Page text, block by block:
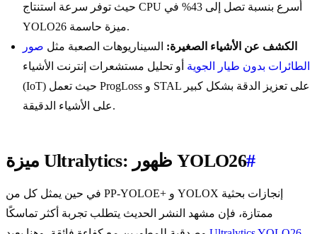
حيث توفر سرعة استنتاج CPU أسرع بنسبة تصل إلى 43% في
YOLO26 ميزة حاسمة.
الكشف عن الأشياء الصغيرة: السيناريوهات الصعبة مثل صور
الطائرات بدون طيار الجوية أو تحليل مستشعرات إنترنت الأشياء
(IoT) حيث تعمل ProgLoss و STAL على تعزيز الدقة بشكل كبير
على الأشياء الدقيقة.
ميزة Ultralytics: ظهور YOLO26#
في حين يمثل كل من PP-YOLOE+ و YOLOX إنجازات بحثية
ممتازة، فإن مشهد النشر الحديث يتطلب تجربة أكثر تماسكًا